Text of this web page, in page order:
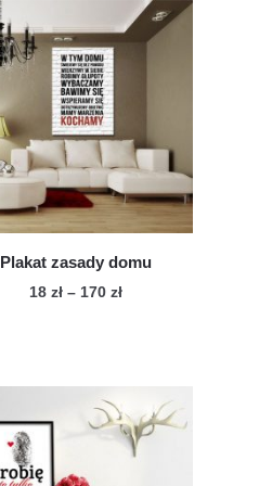
Plakat zasady domu
18 zł – 170 złZakres
170 zł
ma
wiele
wariantów.